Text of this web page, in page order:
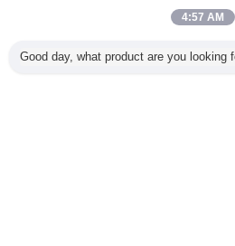
4:57 AM
Good day, what product are you looking